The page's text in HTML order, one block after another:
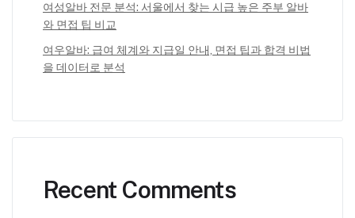
여성알바 전문 분석: 서울에서 찾는 시급 높은 주부 알바
와 면접 팁 비교
여우알바: 급여 체계와 지급일 안내, 면접 팁과 합격 비법
을 데이터로 분석
Recent Comments